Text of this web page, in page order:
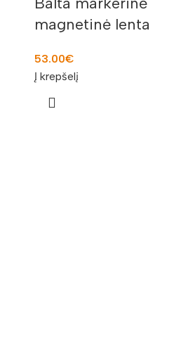
magnetinė lenta
53.00€
Į krepšelį